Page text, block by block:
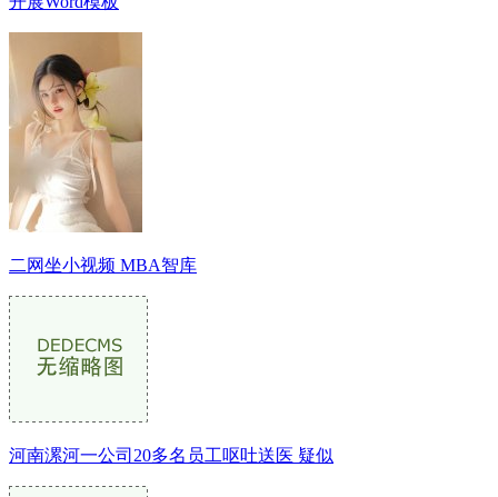
二网坐小视频 MBA智库
河南漯河一公司20多名员工呕吐送医 疑似